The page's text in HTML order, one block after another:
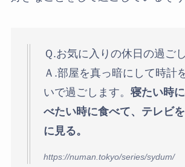
Ｑ.お気に入りの休日の過ご
Ａ.部屋を真っ暗にして時計
いで過ごします。 寝たい時
べたい時に食べて、テレビ
に見る。
https://numan.tokyo/series/sydum/